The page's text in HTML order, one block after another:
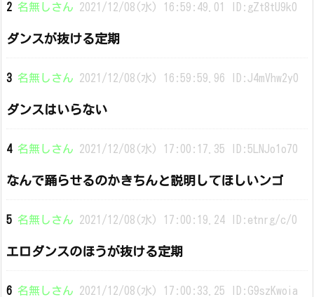
2 名無しさん 2021/12/08(水) 16:59:49.01 ID:gZt8tU9k0
ダンスが抜ける定期
3 名無しさん 2021/12/08(水) 16:59:59.96 ID:J4mVhw2y0
ダンスはいらない
4 名無しさん 2021/12/08(水) 17:00:17.35 ID:5LNJo1o70
なんで踊らせるのかきちんと説明してほしいンゴ
5 名無しさん 2021/12/08(水) 17:00:19.24 ID:etnrg/c/0
エロダンスのほうが抜ける定期
6 名無しさん 2021/12/08(水) 17:00:33.25 ID:G9szKwoia